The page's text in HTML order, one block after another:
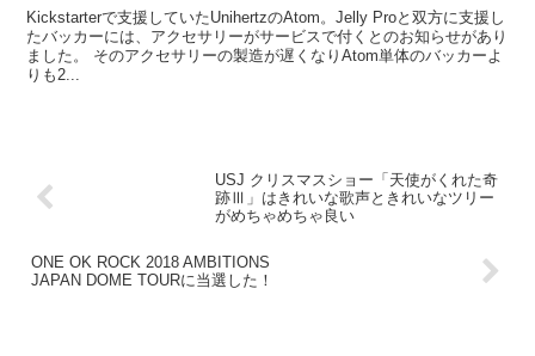
Kickstarterで支援していたUnihertzのAtom。Jelly Proと双方に支援し
たバッカーには、アクセサリーがサービスで付くとのお知らせがあり
ました。 そのアクセサリーの製造が遅くなりAtom単体のバッカーよ
りも2...
USJ クリスマスショー「天使がくれた奇
跡Ⅲ」はきれいな歌声ときれいなツリー
がめちゃめちゃ良い
ONE OK ROCK 2018 AMBITIONS
JAPAN DOME TOURに当選した！